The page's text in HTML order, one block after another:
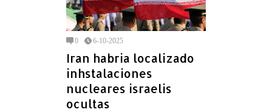
0 6-10-2025
Iran habria localizado
inhstalaciones
nucleares israelis
ocultas